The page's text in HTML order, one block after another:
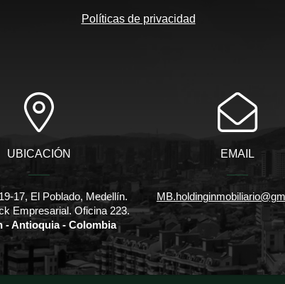
Políticas de privacidad
UBICACIÓN
17, El Poblado, Medellín.
Empresarial. Oficina 223.
- Antioquia - Colombia
EMAIL